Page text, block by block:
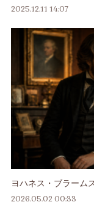
2025.12.11 14:07
ヨハネス・ブラーム
2026.05.02 00:33